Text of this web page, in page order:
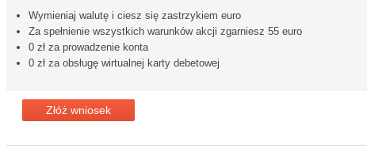
Wymieniaj walutę i ciesz się zastrzykiem euro
Za spełnienie wszystkich warunków akcji zgarniesz 55 euro
0 zł za prowadzenie konta
0 zł za obsługę wirtualnej karty debetowej
Złóż wniosek